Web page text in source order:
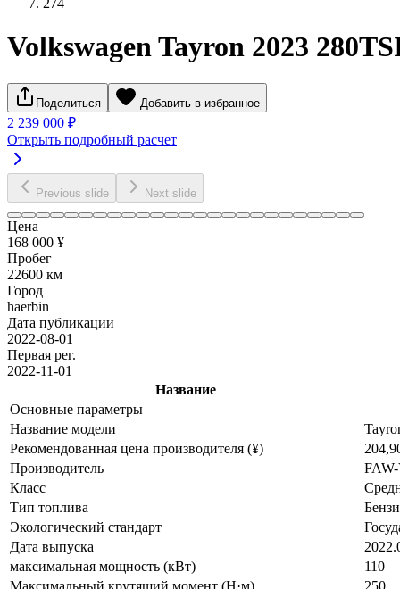
274
Volkswagen Tayron 2023
Поделиться Добавить в избранное
2 239 000 ₽
Открыть подробный расчет
Previous slide Next slide
Цена
168 000 ¥
Пробег
22600 км
Город
haerbin
Дата публикации
2022-08-01
Первая рег.
2022-11-01
Название
Основные параметры
Название модели
Рекомендованная цена производителя (¥)
Производитель
Класс
Тип топлива
Экологический стандарт
Дата выпуска
максимальная мощность (кВт)
110
Максимальный крутящий момент (Н·м)
250